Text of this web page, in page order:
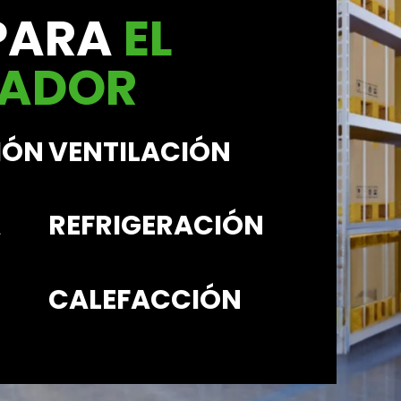
EL
VENTILACIÓN
REFRIGERACIÓN
CALEFACCIÓN